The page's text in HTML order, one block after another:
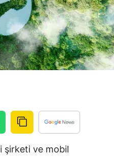
Bolu
Burdur
Bursa
Çanakkale
Çorum
Denizli
şirketi ve mobil